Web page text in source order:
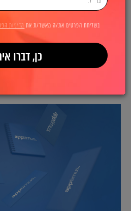
בשליחת הפרטים את/ה מאשר/ת את מדיניות
כן, דברו